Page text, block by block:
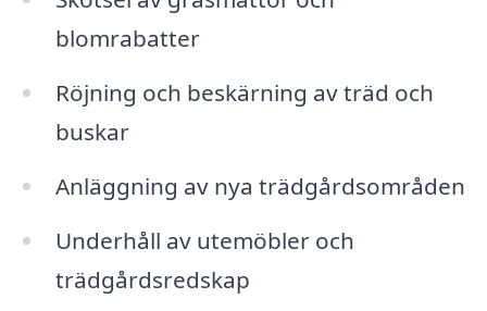
blomrabatter
Röjning och beskärning av träd och
buskar
Anläggning av nya trädgårdsområden
Underhåll av utemöbler och
trädgårdsredskap